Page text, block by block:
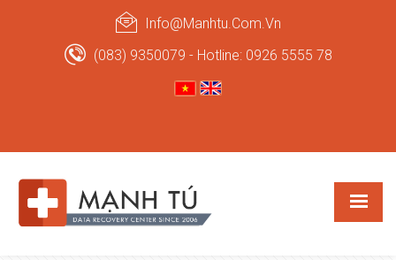
Info@manhtu.com.vn
(083) 9350079 - Hotline: 0926 5555 78